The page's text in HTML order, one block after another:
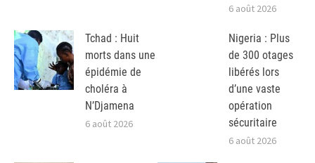
6 août 2026
Tchad : Huit
morts dans une
épidémie de
choléra à
N’Djamena
6 août 2026
Nigeria : Plus
de 300 otages
libérés lors
d’une vaste
opération
sécuritaire
6 août 2026